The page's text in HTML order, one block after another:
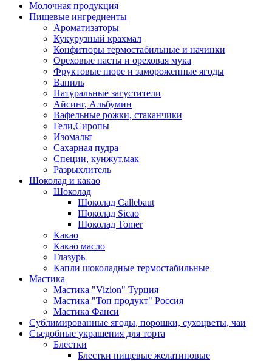
Молочная продукция
Пищевые ингредиенты
Ароматизаторы
Кукурузный крахмал
Конфитюры термостабильные и начинки
Ореховые пасты и ореховая мука
Фруктовые пюре и замороженные ягоды
Ваниль
Натуральные загустители
Айсинг, Альбумин
Вафельные рожки, стаканчики
Гели,Сиропы
Изомальт
Сахарная пудра
Специи, кунжут,мак
Разрыхлитель
Шоколад и какао
Шоколад
Шоколад Callebaut
Шоколад Sicao
Шоколад Tomer
Какао
Какао масло
Глазурь
Капли шоколадные термостабильные
Мастика
Мастика "Vizion" Турция
Мастика "Топ продукт" Россия
Мастика Фанси
Сублимированные ягоды, порошки, сухоцветы, чаи
Съедобные украшения для торта
Блестки
Блестки пищевые желатиновые